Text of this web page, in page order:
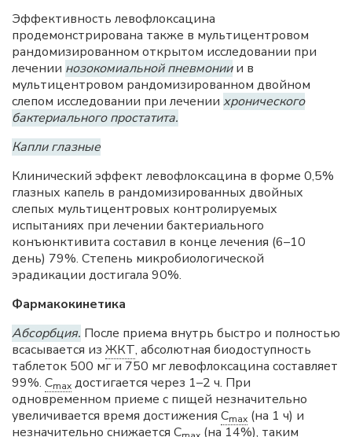
Эффективность левофлоксацина
продемонстрирована также в мультицентровом
рандомизированном открытом исследовании при
лечении нозокомиальной пневмониии в
мультицентровом рандомизированном двойном
слепом исследовании при лечении хронического
бактериального простатита.
Капли глазные
Клинический эффект левофлоксацина в форме 0,5%
глазных капель в рандомизированных двойных
слепых мультицентровых контролируемых
испытаниях при лечении бактериального
конъюнктивита составил в конце лечения (6–10
день) 79%. Степень микробиологической
эрадикации достигала 90%.
Фармакокинетика
Абсорбция. После приема внутрь быстро и полностью
всасывается из ЖКТ, абсолютная биодоступность
таблеток 500 мг и 750 мг левофлоксацина составляет
99%. Cmax достигается через 1–2 ч. При
одновременном приеме с пищей незначительно
увеличивается время достижения Cmax (на 1 ч) и
незначительно снижается C (на 14%), таким